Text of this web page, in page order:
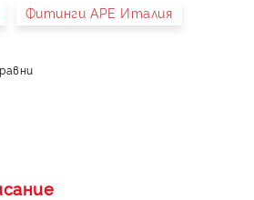
Фитинги APE Италия